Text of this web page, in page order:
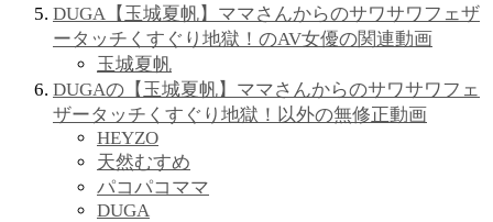
DUGA【玉城夏帆】ママさんからのサワサワフェザ
ータッチくすぐり地獄！のAV女優の関連動画
玉城夏帆
DUGAの【玉城夏帆】ママさんからのサワサワフェ
ザータッチくすぐり地獄！以外の無修正動画
HEYZO
天然むすめ
パコパコママ
DUGA